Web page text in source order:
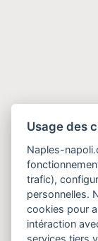
Usage des
Naples-
trafic),
personnelles.
cookies pour
intéraction
services tiers